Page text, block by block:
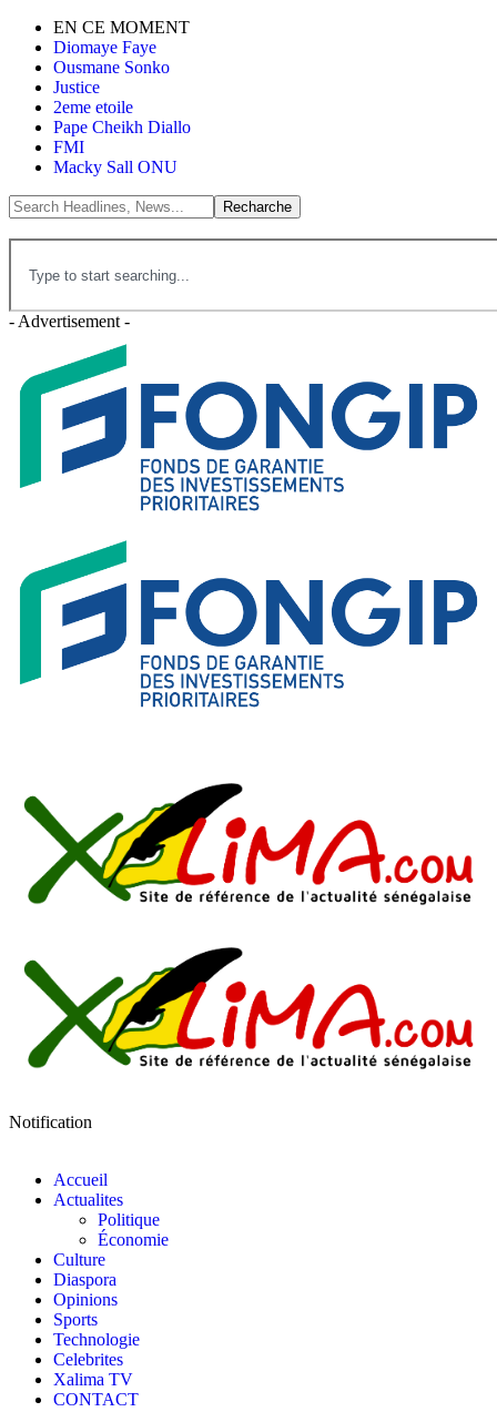
EN CE MOMENT
Diomaye Faye
Ousmane Sonko
Justice
2eme etoile
Pape Cheikh Diallo
FMI
Macky Sall ONU
- Advertisement -
Notification
Accueil
Actualites
Politique
Économie
Culture
Diaspora
Opinions
Sports
Technologie
Celebrites
Xalima TV
CONTACT